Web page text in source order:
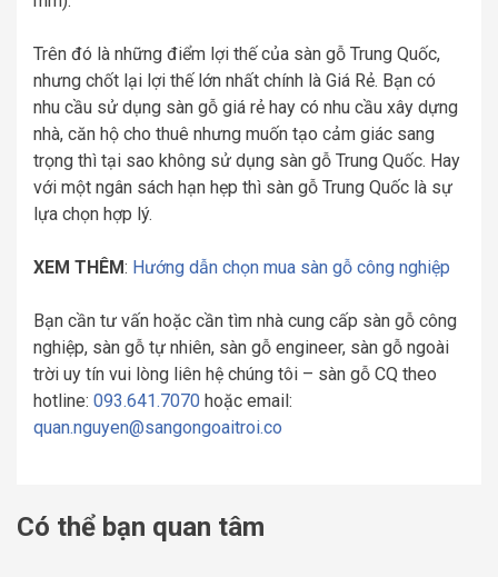
Trên đó là những điểm lợi thế của sàn gỗ Trung Quốc,
nhưng chốt lại lợi thế lớn nhất chính là Giá Rẻ. Bạn có
nhu cầu sử dụng sàn gỗ giá rẻ hay có nhu cầu xây dựng
nhà, căn hộ cho thuê nhưng muốn tạo cảm giác sang
trọng thì tại sao không sử dụng sàn gỗ Trung Quốc. Hay
với một ngân sách hạn hẹp thì sàn gỗ Trung Quốc là sự
lựa chọn hợp lý.
XEM THÊM: Hướng dẫn chọn mua sàn gỗ công nghiệp
Bạn cần tư vấn hoặc cần tìm nhà cung cấp sàn gỗ công
nghiệp, sàn gỗ tự nhiên, sàn gỗ engineer, sàn gỗ ngoài
trời uy tín vui lòng liên hệ chúng tôi – sàn gỗ CQ theo
hotline: 093.641.7070 hoặc email:
quan.nguyen@sangongoaitroi.co
Có thể bạn quan tâm